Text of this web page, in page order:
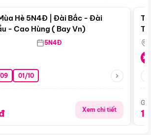
Hè 5N4Đ | Đài Bắc - Đài
- Cao Hùng ( Bay Vn)
5N4Đ
01/10
Xem chi tiết